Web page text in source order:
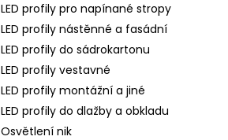
LED profily pro napínané stropy
LED profily nástěnné a fasádní
LED profily do sádrokartonu
LED profily vestavné
LED profily montážní a jiné
LED profily do dlažby a obkladu
Osvětlení nik